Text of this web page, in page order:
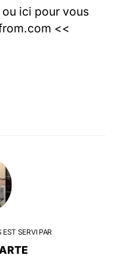
ou ici pour vous
<<
SERVI PAR